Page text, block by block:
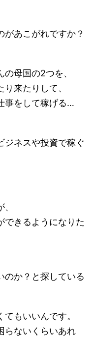
あこがれですか？
母国の2つを、
来たりして、
事をして稼げる…
ジネスや投資で稼ぐ
できるようになりた
のか？と探している
もいいんです。
らないくらいあれ